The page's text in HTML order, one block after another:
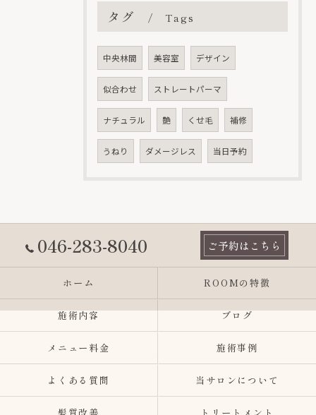
タグ Tags
中央林間 美容室 デザイン
似合わせ ストレートパーマ
ナチュラル 艶 くせ毛 補修
うねり ダメージレス 当日予約
046-283-8040 ご予約はこちら
ホーム ROOMの特徴
施術内容 ブログ
メニュー料金 施術事例
よくある質問 当サロンについて